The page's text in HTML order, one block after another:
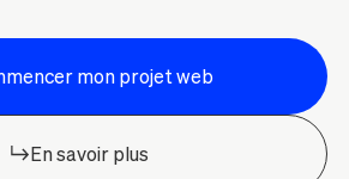
mon projet web
En savoir plus